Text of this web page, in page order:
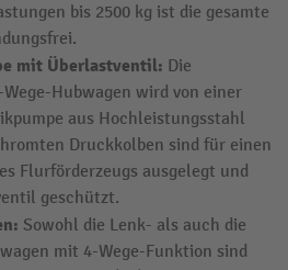
bis 2500 kg ist die gesamte
mit Überlastventil: Die
Hubwagen wird von einer
aus Hochleistungsstahl
Druckkolben sind für einen
Flurförderzeugs ausgelegt und
geschützt.
Sowohl die Lenk- als auch die
mit 4-Wege-Funktion sind